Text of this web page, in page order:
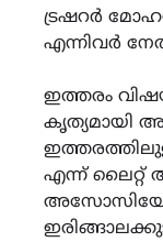
ട്രഷറർ
എന്നിവർ
ഇത്തരം
കൃത്യമായി
എന്ന്